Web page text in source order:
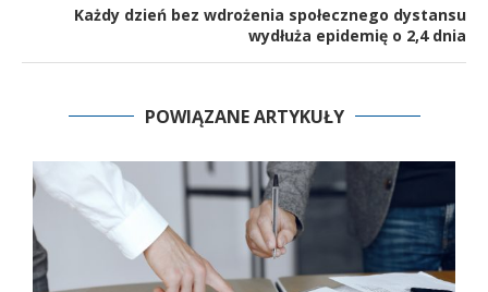
Każdy dzień bez wdrożenia społecznego dystansu
wydłuża epidemię o 2,4 dnia
POWIĄZANE ARTYKUŁY